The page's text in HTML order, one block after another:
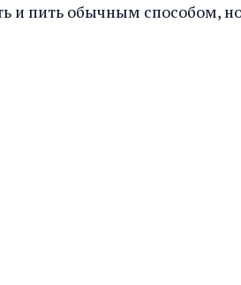
и пить обычным способом,